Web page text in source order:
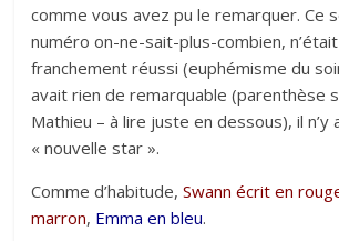
comme vous avez pu le remarquer. Ce
numéro on-ne-sait-plus-combien,
franchement réussi (euphémisme du
avait rien de remarquable (parenthèse
Mathieu – à lire juste en dessous), il n’y
« nouvelle star ».
Comme d’habitude,Swann écrit en
marron, Emma en bleu.